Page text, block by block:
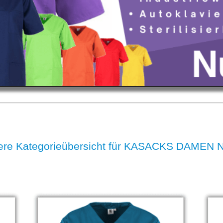
Kategorieübersicht für KASACKS DAMEN